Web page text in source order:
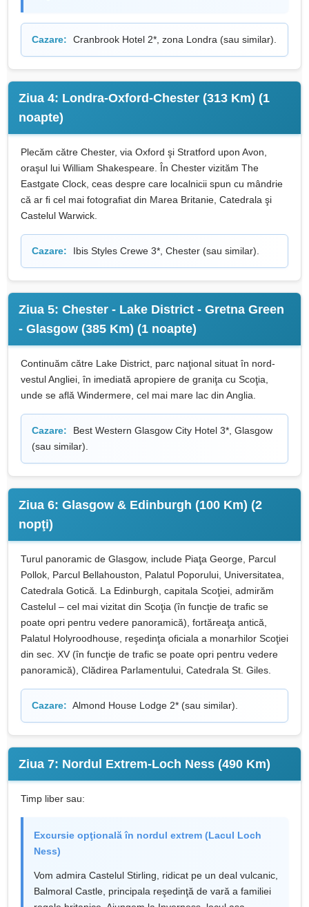
Cazare: Cranbrook Hotel 2*, zona Londra (sau similar).
Ziua 4: Londra-Oxford-Chester (313 Km) (1
noapte)
Plecăm către Chester, via Oxford şi Stratford upon Avon,
oraşul lui William Shakespeare. În Chester vizităm The
Eastgate Clock, ceas despre care localnicii spun cu mândrie
că ar ﬁ cel mai fotograﬁat din Marea Britanie, Catedrala şi
Castelul Warwick.
Cazare: Ibis Styles Crewe 3*, Chester (sau similar).
Ziua 5: Chester - Lake District - Gretna Green
- Glasgow (385 Km) (1 noapte)
Continuăm către Lake District, parc naţional situat în nord-
vestul Angliei, în imediată apropiere de graniţa cu Scoţia,
unde se află Windermere, cel mai mare lac din Anglia.
Cazare:
Best Western Glasgow City Hotel 3*, Glasgow
(sau similar).
Ziua 6: Glasgow & Edinburgh (100 Km) (2
nopţi)
Turul panoramic de Glasgow, include Piaţa George, Parcul
Pollok, Parcul Bellahouston, Palatul Poporului, Universitatea,
Catedrala Gotică. La Edinburgh, capitala Scoţiei, admirăm
Castelul – cel mai vizitat din Scoţia (în funcţie de trafic se
poate opri pentru vedere panoramică), fortăreaţa antică,
Palatul Holyroodhouse, reşedinţa oﬁciala a monarhilor Scoţiei
din sec. XV (în funcţie de trafic se poate opri pentru vedere
panoramică), Clădirea Parlamentului, Catedrala St. Giles.
Cazare: Almond House Lodge 2* (sau similar).
Ziua 7: Nordul Extrem-Loch Ness (490 Km)
Timp liber sau:
Excursie opţională în nordul extrem (Lacul Loch
Ness)
Vom admira Castelul Stirling, ridicat pe un deal vulcanic,
Balmoral Castle, principala reşedinţă de vară a familiei